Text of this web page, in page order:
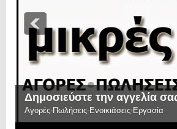
Δημοσιεύστε την αγγελία
Αγορές-Πωλήσεις-Ενοικιάσεις-Εργασία